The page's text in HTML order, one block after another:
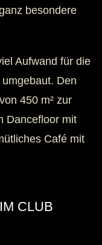
besondere
Aufwand für die
Den
450 m² zur
Dancefloor mit
Café mit
CLUB